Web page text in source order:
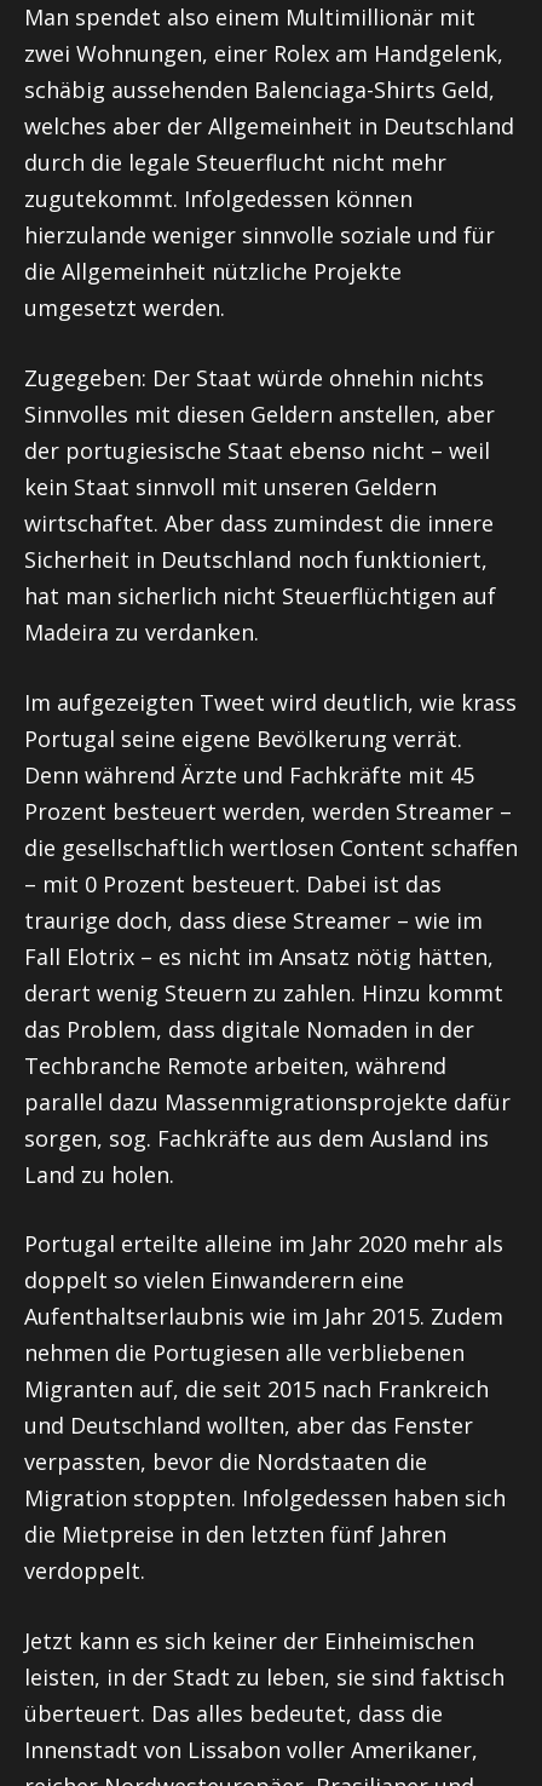
Man spendet also einem Multimillionär mit
zwei Wohnungen, einer Rolex am Handgelenk,
schäbig aussehenden Balenciaga-Shirts Geld,
welches aber der Allgemeinheit in Deutschland
durch die legale Steuerflucht nicht mehr
zugutekommt. Infolgedessen können
hierzulande weniger sinnvolle soziale und für
die Allgemeinheit nützliche Projekte
umgesetzt werden.
Zugegeben: Der Staat würde ohnehin nichts
Sinnvolles mit diesen Geldern anstellen, aber
der portugiesische Staat ebenso nicht – weil
kein Staat sinnvoll mit unseren Geldern
wirtschaftet. Aber dass zumindest die innere
Sicherheit in Deutschland noch funktioniert,
hat man sicherlich nicht Steuerflüchtigen auf
Madeira zu verdanken.
Im aufgezeigten Tweet wird deutlich, wie krass
Portugal seine eigene Bevölkerung verrät.
Denn während Ärzte und Fachkräfte mit 45
Prozent besteuert werden, werden Streamer –
die gesellschaftlich wertlosen Content schaffen
– mit 0 Prozent besteuert. Dabei ist das
traurige doch, dass diese Streamer – wie im
Fall Elotrix – es nicht im Ansatz nötig hätten,
derart wenig Steuern zu zahlen. Hinzu kommt
das Problem, dass digitale Nomaden in der
Techbranche Remote arbeiten, während
parallel dazu Massenmigrationsprojekte dafür
sorgen, sog. Fachkräfte aus dem Ausland ins
Land zu holen.
Portugal erteilte alleine im Jahr 2020 mehr als
doppelt so vielen Einwanderern eine
Aufenthaltserlaubnis wie im Jahr 2015. Zudem
nehmen die Portugiesen alle verbliebenen
Migranten auf, die seit 2015 nach Frankreich
und Deutschland wollten, aber das Fenster
verpassten, bevor die Nordstaaten die
Migration stoppten. Infolgedessen haben sich
die Mietpreise in den letzten fünf Jahren
verdoppelt.
Jetzt kann es sich keiner der Einheimischen
leisten, in der Stadt zu leben, sie sind faktisch
überteuert. Das alles bedeutet, dass die
Innenstadt von Lissabon voller Amerikaner,